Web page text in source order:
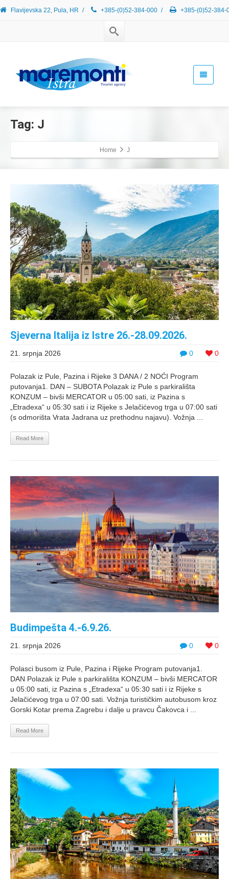
Flavijevska 22, Pula, HR / +385-(0)52-384-000 / +385-(0)52-
Tag: J
Home J
Sjeverna Italija iz Istre 26.-28.09.2026.
0 0
21. srpnja 2026
Polazak iz Pule, Pazina i Rijeke 3 DANA / 2 NOĆI Program
putovanja1. DAN – SUBOTA Polazak iz Pule s parkirališta
KONZUM – bivši MERCATOR u 05:00 sati, iz Pazina s
„Etradexa“ u 05:30 sati i iz Rijeke s Jelačićevog trga u 07:00 sati
(s odmorišta Vrata Jadrana uz prethodnu najavu). Vožnja ...
Read More
Budimpešta 4.-6.9.26.
0 0
21. srpnja 2026
Polasci busom iz Pule, Pazina i Rijeke Program putovanja1.
DAN Polazak iz Pule s parkirališta KONZUM – bivši MERCATOR
u 05:00 sati, iz Pazina s „Etradexa“ u 05:30 sati i iz Rijeke s
Jelačićevog trga u 07:00 sati. Vožnja turističkim autobusom kroz
Gorski Kotar prema Zagrebu i dalje u pravcu Čakovca i ...
Read More